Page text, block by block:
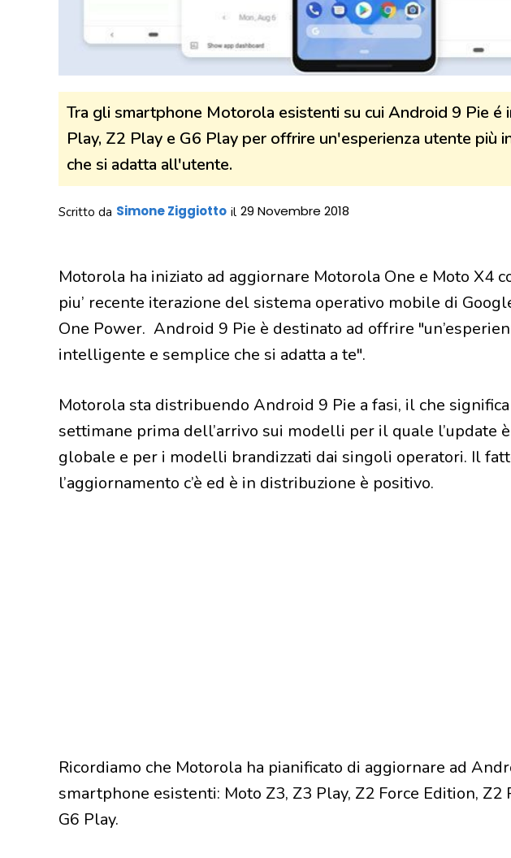
Tra gli smartphone Motorola esistenti su cui Android 9 Pie é
Play, Z2 Play e G6 Play per offrire un'esperienza utente più
che si adatta all'utente.
Scritto da Simone Ziggiotto il 29 Novembre 2018
Motorola ha iniziato ad aggiornare Motorola One e Moto X4
piu’ recente iterazione del sistema operativo mobile di
One Power. Android 9 Pie è destinato ad offrire
intelligente e semplice che si adatta a te".
Motorola sta distribuendo Android 9 Pie a fasi, il che
settimane prima dell’arrivo sui modelli per il quale l’update
globale e per i modelli brandizzati dai singoli operatori. Il
l’aggiornamento c’è ed è in distribuzione è positivo.
Ricordiamo che Motorola ha pianificato di aggiornare ad
smartphone esistenti: Moto Z3, Z3 Play, Z2 Force Edition, Z2
G6 Play.